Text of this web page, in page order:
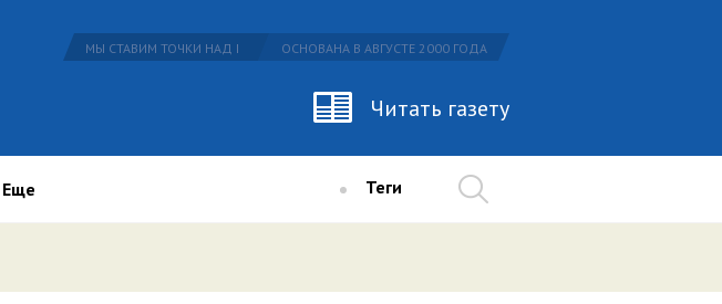
МЫ СТАВИМ ТОЧКИ НАД I ОСНОВАНА В АВГУСТЕ 2000 ГОДА
Читать газету
Еще Теги